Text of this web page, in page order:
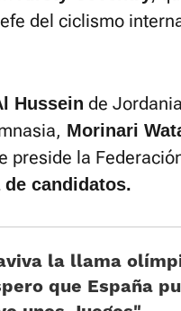
del ciclismo
Hussein de
Morinari
preside la
candidatos.
la llama
que España